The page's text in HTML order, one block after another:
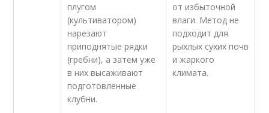
плугом
(культиватором)
нарезают
приподнятые рядки
(гребни), а затем уже
в них высаживают
подготовленные
клубни.
от избыточной
влаги. Метод не
подходит для
рыхлых сухих почв
и жаркого
климата.